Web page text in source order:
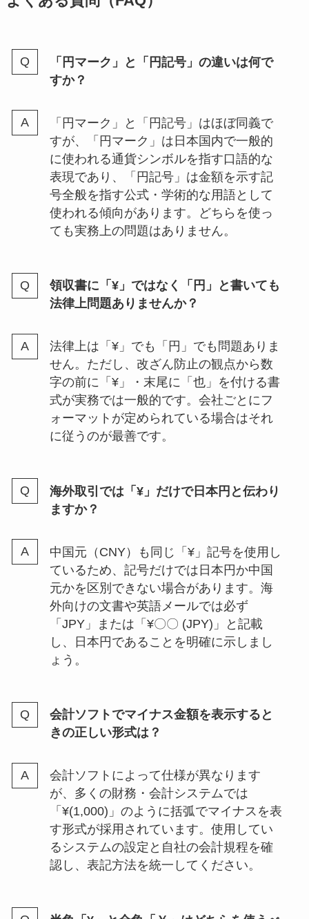
「円マーク」と「円記号」の違いは何で
すか？
「円マーク」と「円記号」はほぼ同義で
すが、「円マーク」は日本国内で一般的
に使われる通貨シンボルを指す口語的な
表現であり、「円記号」は金額を示す記
号全般を指す公式・学術的な用語として
使われる傾向があります。どちらを使っ
ても実務上の問題はありません。
領収書に「¥」ではなく「円」と書いても
法律上問題ありませんか？
法律上は「¥」でも「円」でも問題ありま
せん。ただし、改ざん防止の観点から数
字の前に「¥」・末尾に「也」を付ける書
式が実務では一般的です。会社ごとにフ
ォーマットが定められている場合はそれ
に従うのが最善です。
海外取引では「¥」だけで日本円と伝わり
ますか？
中国元（CNY）も同じ「¥」記号を使用し
ているため、記号だけでは日本円か中国
元かを区別できない場合があります。海
外向けの文書や英語メールでは必ず
「JPY」または「¥〇〇 (JPY)」と記載
し、日本円であることを明確に示しまし
ょう。
会計ソフトでマイナス金額を表示すると
きの正しい形式は？
会計ソフトによって仕様が異なります
が、多くの財務・会計システムでは
「¥(1,000)」のように括弧でマイナスを表
す形式が採用されています。使用してい
るシステムの設定と自社の会計規程を確
認し、表記方法を統一してください。